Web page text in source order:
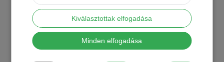
Kiválasztottak elfogadása
Minden elfogadása
2018. JÚLIUS 1